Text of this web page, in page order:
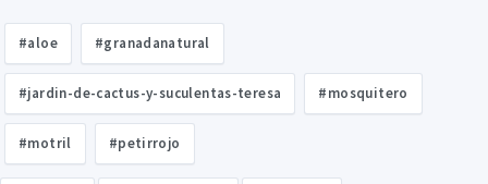
#aloe #granadanatural
#jardin-de-cactus-y-suculentas-teresa #mosquitero
#motril #petirrojo